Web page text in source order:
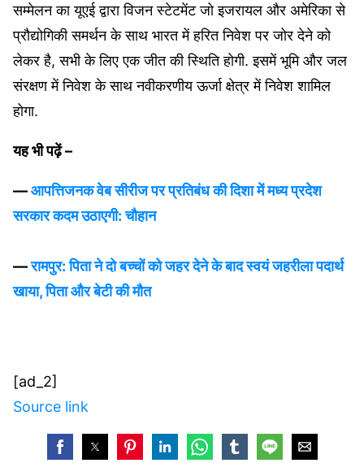
सम्मेलन का यूएई द्वारा विजन स्टेटमेंट जो इजरायल और अमेरिका से
प्रौद्योगिकी समर्थन के साथ भारत में हरित निवेश पर जोर देने को
लेकर है, सभी के लिए एक जीत की स्थिति होगी. इसमें भूमि और जल
संरक्षण में निवेश के साथ नवीकरणीय ऊर्जा क्षेत्र में निवेश शामिल
होगा.
यह भी पढ़ें –
—आपत्तिजनक वेब सीरीज पर प्रतिबंध की दिशा में मध्य प्रदेश
सरकार कदम उठाएगी: चौहान
—रामपुर: पिता ने दो बच्‍चों को जहर देने के बाद स्वयं जहरीला पदार्थ
खाया, पिता और बेटी की मौत
[ad_2]
Source link